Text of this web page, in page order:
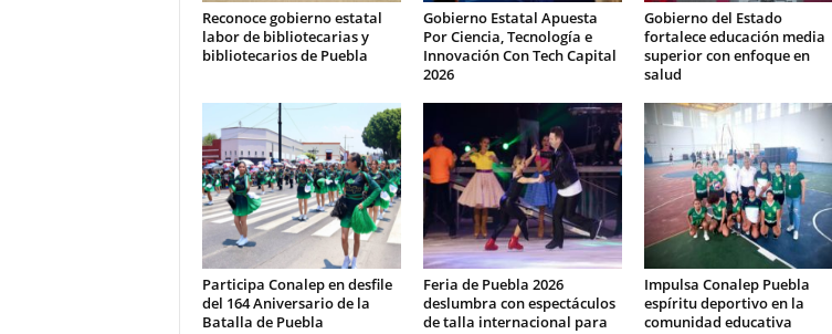
Reconoce gobierno estatal
labor de bibliotecarias y
bibliotecarios de Puebla
Gobierno Estatal Apuesta
Por Ciencia, Tecnología e
Innovación Con Tech Capital
2026
Gobierno del Estado
fortalece educación media
superior con enfoque en
salud
Participa Conalep en desfile
del 164 Aniversario de la
Batalla de Puebla
Feria de Puebla 2026
deslumbra con espectáculos
de talla internacional para
Impulsa Conalep Puebla
espíritu deportivo en la
comunidad educativa